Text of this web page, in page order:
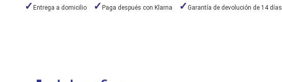
Entrega a domicilio Paga después con Klarna Garantía de devolución de 14 días